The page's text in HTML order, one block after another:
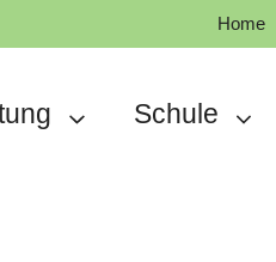
Home
Schule